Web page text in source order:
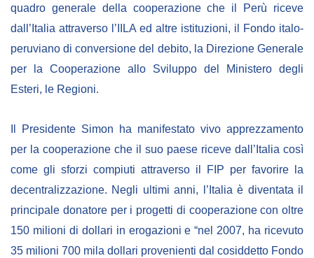
quadro generale della cooperazione che il Perù riceve
dall’Italia attraverso l’IILA ed altre istituzioni, il Fondo italo-
peruviano di conversione del debito, la Direzione Generale
per la Cooperazione allo Sviluppo del Ministero degli
Esteri, le Regioni.
Il Presidente Simon ha manifestato vivo apprezzamento
per la cooperazione che il suo paese riceve dall’Italia così
come gli sforzi compiuti attraverso il FIP per favorire la
decentralizzazione. Negli ultimi anni, l’Italia è diventata il
principale donatore per i progetti di cooperazione con oltre
150 milioni di dollari in erogazioni e “nel 2007, ha ricevuto
35 milioni 700 mila dollari provenienti dal cosiddetto Fondo